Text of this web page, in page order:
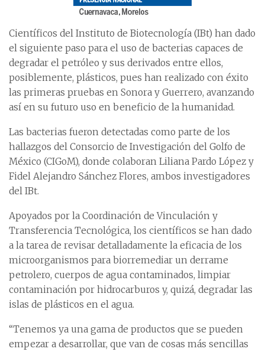
Científicos del Instituto de Biotecnología (IBt) han dado
el siguiente paso para el uso de bacterias capaces de
degradar el petróleo y sus derivados entre ellos,
posiblemente, plásticos, pues han realizado con éxito
las primeras pruebas en Sonora y Guerrero, avanzando
así en su futuro uso en beneficio de la humanidad.
Las bacterias fueron detectadas como parte de los
hallazgos del Consorcio de Investigación del Golfo de
México (CIGoM), donde colaboran Liliana Pardo López y
Fidel Alejandro Sánchez Flores, ambos investigadores
del IBt.
Apoyados por la Coordinación de Vinculación y
Transferencia Tecnológica, los científicos se han dado
a la tarea de revisar detalladamente la eficacia de los
microorganismos para biorremediar un derrame
petrolero, cuerpos de agua contaminados, limpiar
contaminación por hidrocarburos y, quizá, degradar las
islas de plásticos en el agua.
“Tenemos ya una gama de productos que se pueden
empezar a desarrollar, que van de cosas más sencillas